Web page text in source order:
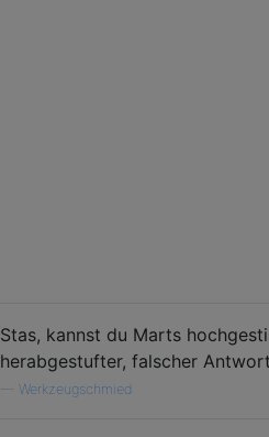
Stas, kannst du Marts
herabgestufter, falscher
Werkzeugschmied